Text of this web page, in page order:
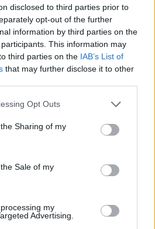
disclosed to third parties prior to
opt-out of the further
information by third parties on the
participants. This information may
third parties on the IAB’s List of
that may further disclose it to other
Opt Outs
Sharing of my
Sale of my
my
Advertising.
également des propriétés
Pour traiter un
ou une éponge dans cette
minutes puis rincer à l’eau